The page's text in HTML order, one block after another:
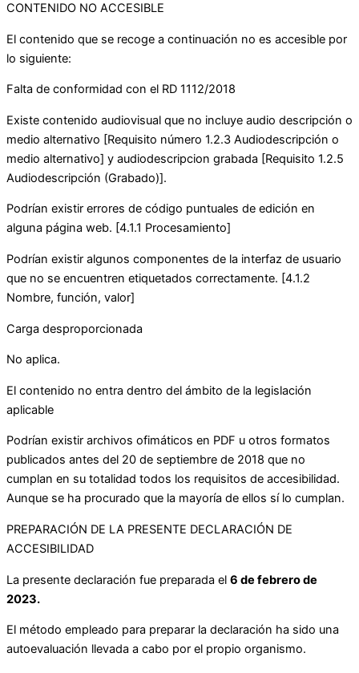
CONTENIDO NO ACCESIBLE
El contenido que se recoge a continuación no es accesible por
lo siguiente:
Falta de conformidad con el RD 1112/2018
Existe contenido audiovisual que no incluye audio descripción o
medio alternativo [Requisito número 1.2.3 Audiodescripción o
medio alternativo] y audiodescripcion grabada [Requisito 1.2.5
Audiodescripción (Grabado)].
Podrían existir errores de código puntuales de edición en
alguna página web. [4.1.1 Procesamiento]
Podrían existir algunos componentes de la interfaz de usuario
que no se encuentren etiquetados correctamente. [4.1.2
Nombre, función, valor]
Carga desproporcionada
No aplica.
El contenido no entra dentro del ámbito de la legislación
aplicable
Podrían existir archivos ofimáticos en PDF u otros formatos
publicados antes del 20 de septiembre de 2018 que no
cumplan en su totalidad todos los requisitos de accesibilidad.
Aunque se ha procurado que la mayoría de ellos sí lo cumplan.
PREPARACIÓN DE LA PRESENTE DECLARACIÓN DE
ACCESIBILIDAD
La presente declaración fue preparada el 6 de febrero de
2023.
El método empleado para preparar la declaración ha sido una
autoevaluación llevada a cabo por el propio organismo.